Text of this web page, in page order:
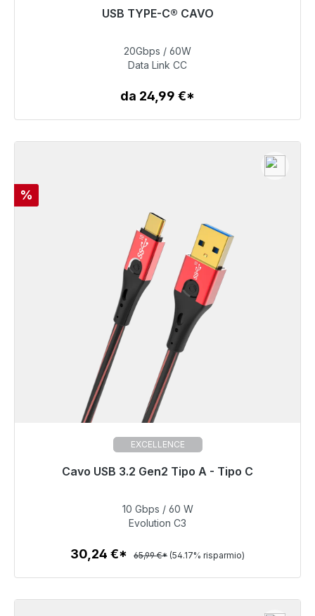
USB TYPE-C® CAVO
39,99 €
Dettagli
20Gbps / 60W
Data Link CC
da 24,99 €*
Sconto
%
EXCELLENCE
Cavo USB 3.2 Gen2 Tipo A - Tipo C
Pronto per la spedizione immediata, tempo di
30,24 €
Dettagli
10 Gbps / 60 W
Evolution C3
30,24 €* 65,99 €* (54.17% risparmio)